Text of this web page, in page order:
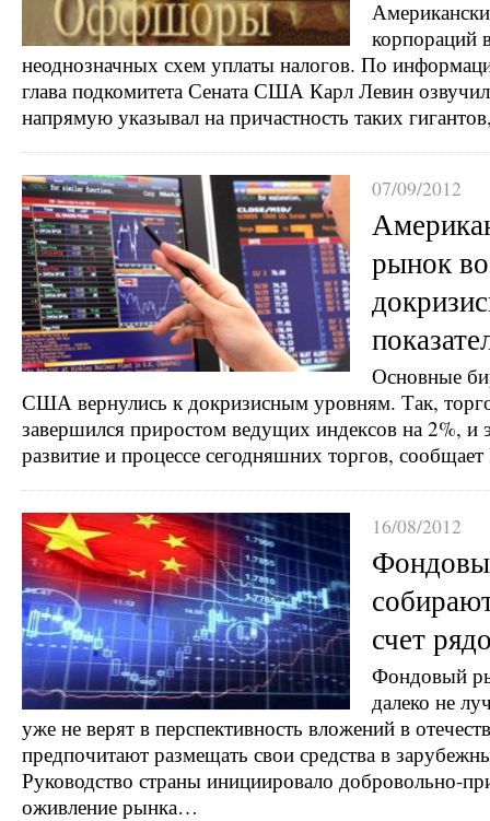
корпораций
неоднозначных схем уплаты налогов. По
глава подкомитета Сената США Карл Левин
напрямую указывал на причастность таких
07/09/2012
рынок
Основные
США вернулись к докризисным уровням. Так,
завершился приростом ведущих индексов на 2%, и
развитие и процессе сегодняшних торгов,
16/08/2012
счет
Фондовый
далеко не
уже не верят в перспективность вложений в
предпочитают размещать свои средства в
Руководство страны инициировало добровольно-
оживление рынка…